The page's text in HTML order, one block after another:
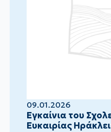
09.01.2026
Eγκαίνια του
Ευκαιρίας